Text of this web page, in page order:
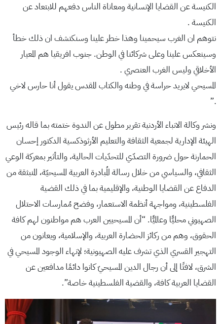
الكنيسة عن القضايا الإنسانية ومعاناة الناس دفعهم للابتعاد عن
الكنيسة .
نتوهم ان الغرب سيحمينا وهذا خطر علينا وسنكتشف ان ذلك خطأ
وسينعكس علينا وعلى شركائنا في الوطن. جنوب افريقيا هم المعيار
الأخلاقي وليس الغرب العنصري .
المسيحي لايريد حراسة في وطنه والكتاب المقدس يقول أنا حارس لاخي
.”
ونشر وكالة الانباء الأردنية تقرير مطول عن الندوة ختمته بما قاله رئيس
الهيئة الإدارية لجمعية الثقافة والتعليم الأرثوذكسية الدكتور إحسان
الحمارنة حول ضرورة التصدّي للتحدّيات الحالية، والتأثير بمعركة الوعي
الثقافي، والسياسي من خلال رسالة المُبادرة العربية المسيحيّة، المنبثقة من
الدفاع عن القضايا الوطنية، والإقليمية بما في ذلك القضية
الفلسطينية، ومواجهة أنظمة الاستعمار، وفضح مُمارسات الاحتلال
الصهيوني محليًّا وعالميًّا. “أن المسيحيين العرب هم مواطنون لهم كافة
الحقوق، وهم من ركائز الحضارة العربية، والإسلامية، ويعانون من
التهجير القسري الذي تشرف عليه الصهيونية؛ لإنهاء الوجود المسيحي في
الشرق، لافتًا إلى أن رجال الدين المسيحيّ كانوا دائمًا مدافعين عن
القضايا العربية كافة، والقضية الفلسطينية خاصة”.